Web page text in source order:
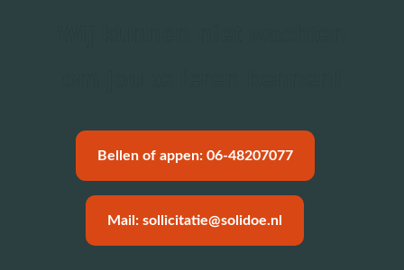
Bellen of appen: 06-48207077
Mail: sollicitatie@solidoe.nl